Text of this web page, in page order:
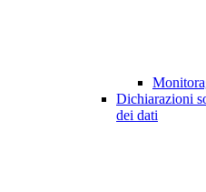
Dichiarazioni
dei dati